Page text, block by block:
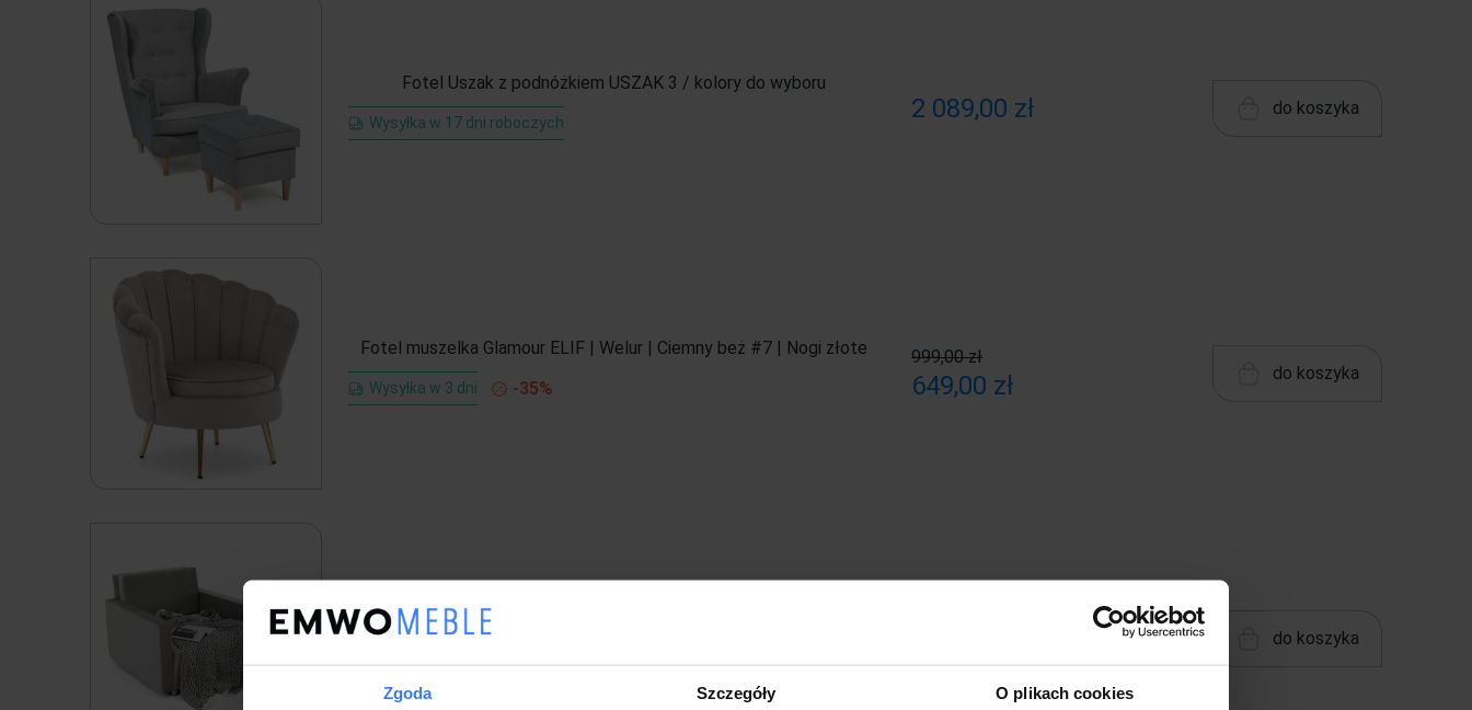
Zgoda Szczegóły O plikach cookies
Fotel Uszak z podnóżkiem USZAK 3 / kolory do wyboru
Wysyłka w 17 dni roboczych 2 089,00 zł do koszyka
Fotel muszelka Glamour ELIF | Welur | Ciemny beż #7 | Nogi złote
Wysyłka w 3 dni -35% 649,00 zł
999,00 zł
do koszyka
Fotel z funkcją spania LOPEZ 1v15
do koszyka